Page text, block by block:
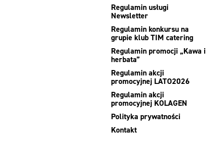
Regulamin usługi
Newsletter
Regulamin konkursu na
grupie klub TIM catering
Regulamin promocji „Kawa i
herbata”
Regulamin akcji
promocyjnej LATO2026
Regulamin akcji
promocyjnej KOLAGEN
Polityka prywatności
Kontakt